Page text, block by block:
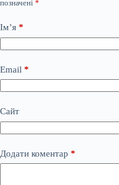
позначені *
Ім’я *
Email *
Сайт
Додати коментар *